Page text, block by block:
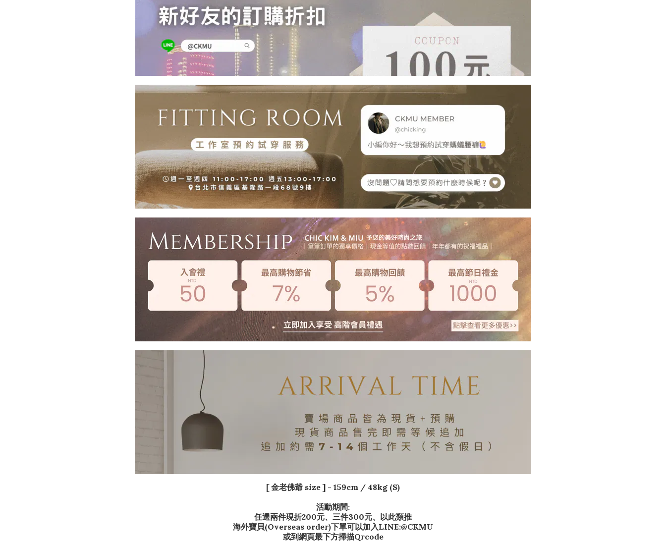
[ 金老佛爺 size ] - 159cm / 48kg (S)
活動期間:
任選兩件現折200元、三件300元、以此類推
海外寶貝(Overseas order)下單可以加入LINE:@CKMU
或到網頁最下方掃描Qrcode